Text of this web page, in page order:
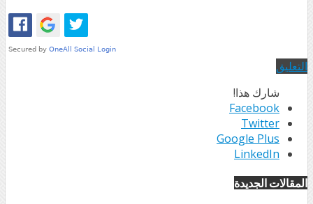
التعليق
شارك هذا!
Facebook
Twitter
Google Plus
LinkedIn
المقالات الجديدة